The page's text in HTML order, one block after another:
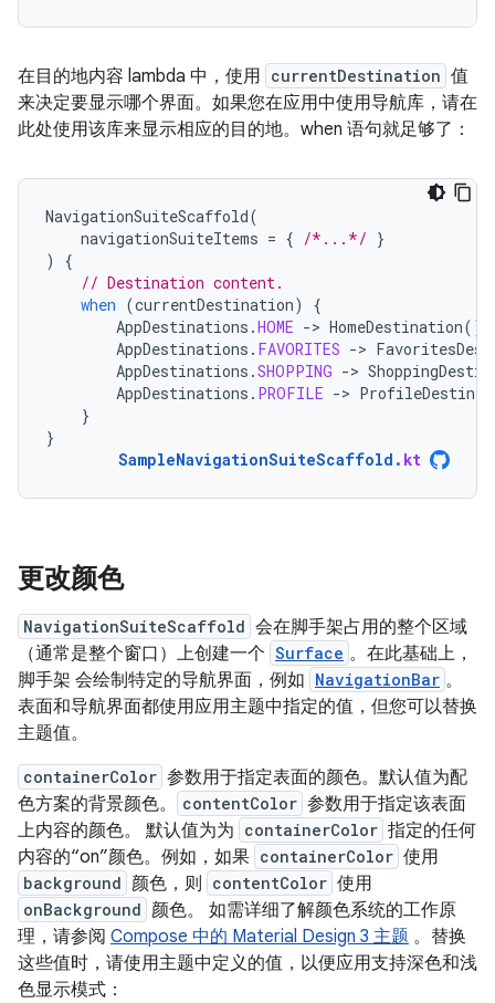
在目的地内容 lambda 中，使用 currentDestination 值
来决定要显示哪个界面。如果您在应用中使用导航库，请在
此处使用该库来显示相应的目的地。when 语句就足够了：
NavigationSuiteScaffold(
navigationSuiteItems = { /*...*/ }
)
{
// Destination content.
when (currentDestination)
{
AppDestinations .HOME -> HomeDestination()
AppDestinations . FAVORITES ->
AppDestinations .SHOPPING ->
AppDestinations . PROFILE ->
}
}
SampleNavigationSuiteScaffold . kt
更改颜色
NavigationSuiteScaffold 会在脚手架占用的整个区域
（通常是整个窗口）上创建一个 Surface 。在此基础上，
脚手架 会绘制特定的导航界面，例如 NavigationBar 。
表面和导航界面都使用应用主题中指定的值，但您可以替换
主题值。
containerColor 参数用于指定表面的颜色。默认值为配
色方案的背景颜色。
contentColor 参数用于指定该表面
上内容的颜色。 默认值为为 containerColor 指定的任何
内容的“on”颜色。例如，如果 containerColor 使用
background 颜色，则 contentColor 使用
onBackground 颜色。 如需详细了解颜色系统的工作原
理，请参阅 Compose 中的 Material Design 3 主题 。替换
这些值时，请使用主题中定义的值，以便应用支持深色和浅
色显示模式：